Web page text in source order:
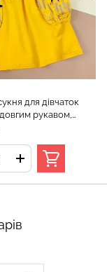
для дівчаток
рукавом,
(1.5 роки)